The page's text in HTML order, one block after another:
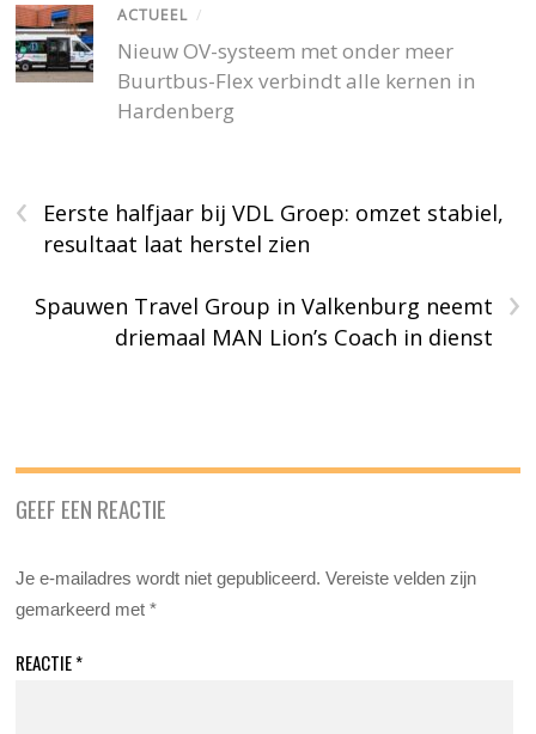
ACTUEEL /
Nieuw OV-systeem met onder meer
Buurtbus-Flex verbindt alle kernen in
Hardenberg
‹
Eerste halfjaar bij VDL Groep: omzet stabiel,
resultaat laat herstel zien
›
Spauwen Travel Group in Valkenburg neemt
driemaal MAN Lion’s Coach in dienst
GEEF EEN REACTIE
Je e-mailadres wordt niet gepubliceerd. Vereiste velden zijn
gemarkeerd met*
REACTIE*